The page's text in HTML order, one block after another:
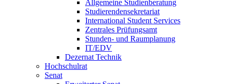
Allgemeine Studienberatung
Studierendensekretariat
International Student Services
Zentrales Prüfungsamt
Stunden- und Raumplanung
IT/EDV
Dezernat Technik
Hochschulrat
Senat